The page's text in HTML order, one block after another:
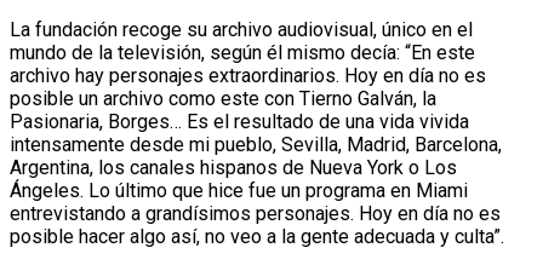
La fundación recoge su archivo audiovisual, único en el
mundo de la televisión, según él mismo decía: “En este
archivo hay personajes extraordinarios. Hoy en día no es
posible un archivo como este con Tierno Galván, la
Pasionaria, Borges… Es el resultado de una vida vivida
intensamente desde mi pueblo, Sevilla, Madrid, Barcelona,
Argentina, los canales hispanos de Nueva York o Los
Ángeles. Lo último que hice fue un programa en Miami
entrevistando a grandísimos personajes. Hoy en día no es
posible hacer algo así, no veo a la gente adecuada y culta”.